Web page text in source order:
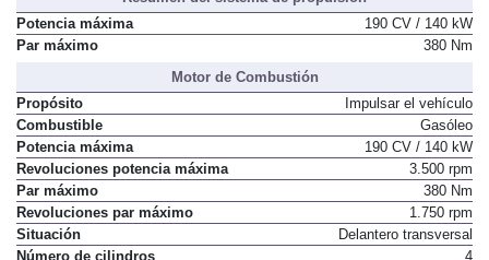
Potencia máxima
190 CV / 140 kW
Par máximo
380 Nm
Motor de Combustión
Propósito
Impulsar el vehículo
Combustible
Gasóleo
Potencia máxima
190 CV / 140 kW
Revoluciones potencia máxima
3.500 rpm
Par máximo
380 Nm
Revoluciones par máximo
1.750 rpm
Situación
Delantero transversal
Número de cilindros
4